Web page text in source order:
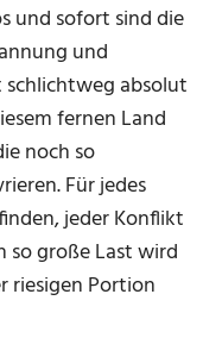
und sofort sind die
und
schlichtweg absolut
fernen Land
noch so
Für jedes
jeder Konflikt
große Last wird
riesigen Portion